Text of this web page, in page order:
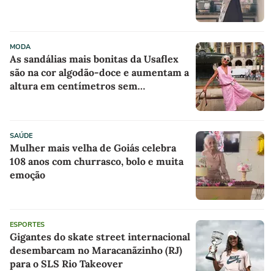
MODA
As sandálias mais bonitas da Usaflex
são na cor algodão-doce e aumentam a
altura em centímetros sem
SAÚDE
Mulher mais velha de Goiás celebra
108 anos com churrasco, bolo e muita
emoção
ESPORTES
Gigantes do skate street internacional
desembarcam no Maracanãzinho (RJ)
para o SLS Rio Takeover